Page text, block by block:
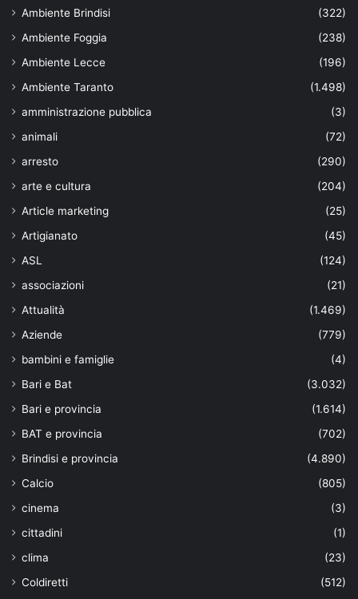
Ambiente Brindisi
(322)
Ambiente Foggia
(238)
Ambiente Lecce
(196)
Ambiente Taranto
(1.498)
amministrazione pubblica
(3)
animali
(72)
arresto
(290)
arte e cultura
(204)
Article marketing
(25)
Artigianato
(45)
ASL
(124)
associazioni
(21)
Attualità
(1.469)
Aziende
(779)
bambini e famiglie
(4)
Bari e Bat
(3.032)
Bari e provincia
(1.614)
BAT e provincia
(702)
Brindisi e provincia
(4.890)
Calcio
(805)
cinema
(3)
cittadini
(1)
clima
(23)
Coldiretti
(512)